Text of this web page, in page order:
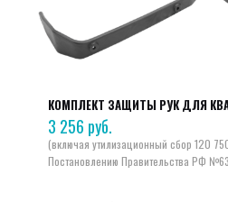
КОМПЛЕКТ ЗАЩИТЫ РУК ДЛЯ
3 256 руб.